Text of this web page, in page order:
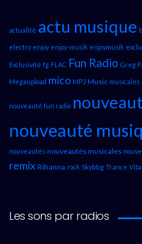
actualité actu musique
electro enjoy enjoy-musik enjoymusik exclu
Exclusivité fg FLAC Fun Radio Greg
Megaupload mico MP3 Music musicales
nouveauté fun radio
nouveauté
nouveautés nouveautés musicales
remix Rihanna rock Skyblog Trance
Les sons par radios